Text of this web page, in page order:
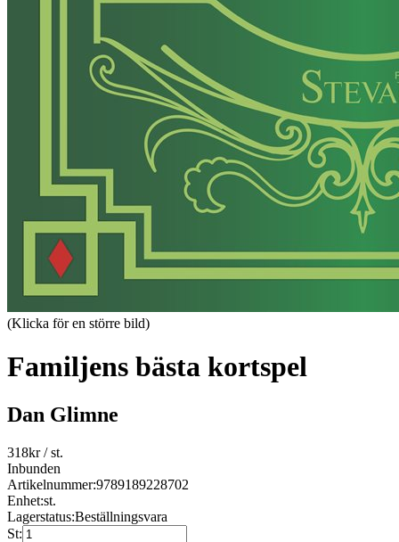
(Klicka för en större bild)
Familjens bästa kortspel
Dan Glimne
318kr/ st.
Inbunden
Artikelnummer:9789189228702
Enhet:st.
Lagerstatus:Beställningsvara
St: